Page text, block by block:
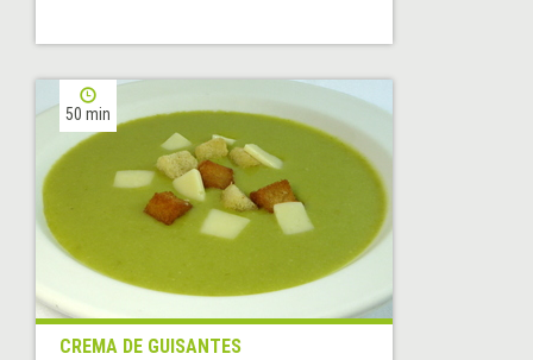
50 min
CREMA DE GUISANTES